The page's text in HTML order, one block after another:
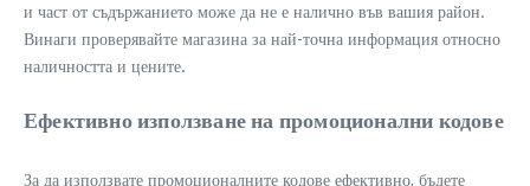
и част от съдържанието може да не е налично във вашия район.
Винаги проверявайте магазина за най-точна информация относно
наличността и цените.
Ефективно използване на промоционални кодове
За да използвате промоционалните кодове ефективно, бъдете